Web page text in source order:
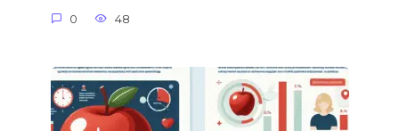
0 48